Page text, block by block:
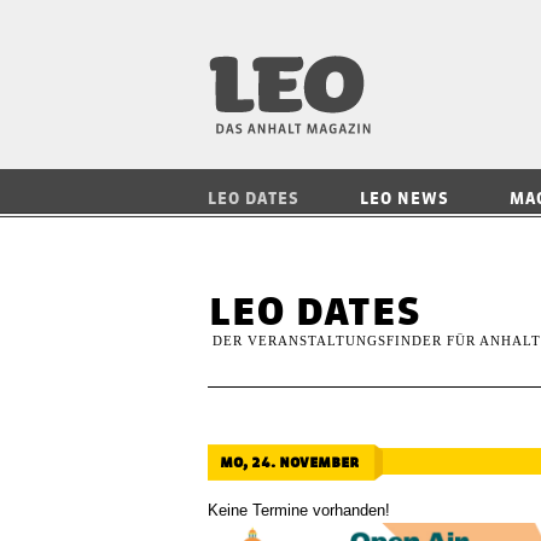
LEO DATES LEO NEWS
leo dates
DER VERANSTALTUNGSFINDER FÜR ANHALT
mo, 24. november
Keine Termine vorhanden!